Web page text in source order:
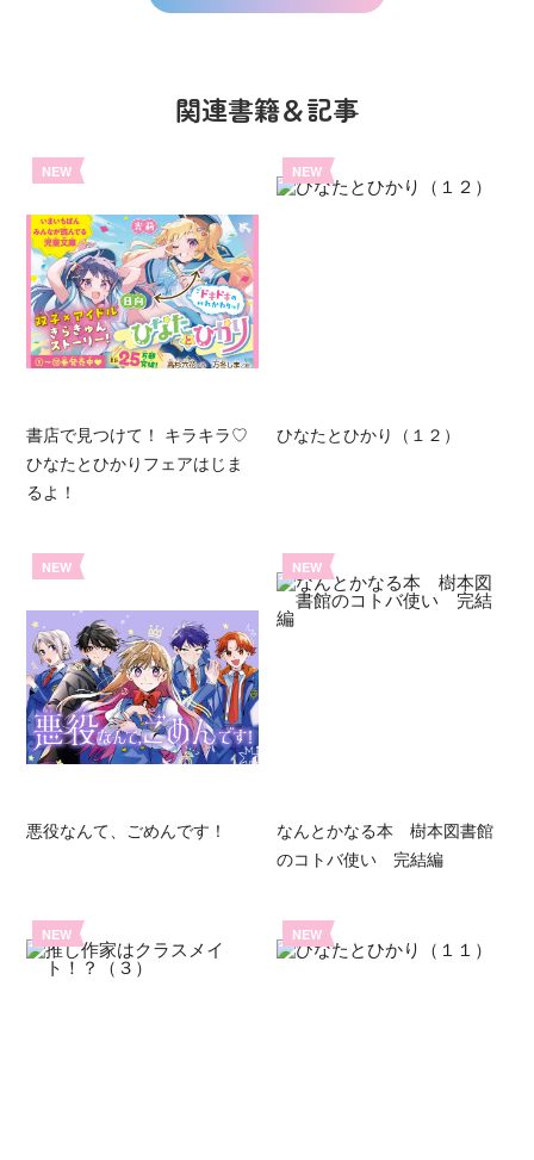
関連書籍＆記事
NEW
書店で見つけて！ キラキラ♡
ひなたとひかりフェアはじま
るよ！
NEW
ひなたとひかり（１２）
NEW
悪役なんて、ごめんです！
NEW
なんとかなる本 樹本図書館
のコトバ使い 完結編
NEW NEW